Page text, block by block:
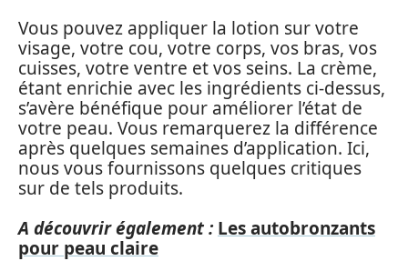
Vous pouvez appliquer la lotion sur votre
visage, votre cou, votre corps, vos bras, vos
cuisses, votre ventre et vos seins. La crème,
étant enrichie avec les ingrédients ci-dessus,
s’avère bénéfique pour améliorer l’état de
votre peau. Vous remarquerez la différence
après quelques semaines d’application. Ici,
nous vous fournissons quelques critiques
sur de tels produits.
A découvrir également : Les autobronzants
pour peau claire